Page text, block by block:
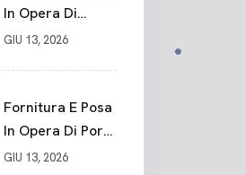
In Opera Di
Portone Blindato
Blindato
Spessore 44 Mm
Serratura
GIU 13, 2026
Fornitura E Posa
In Opera Di Porte
Interne Sarzana
GIU 13, 2026